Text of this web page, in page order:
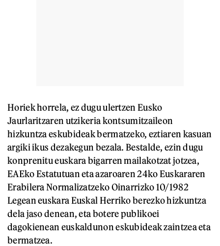
Horiek horrela, ez dugu ulertzen Eusko
Jaurlaritzaren utzikeria kontsumitzaileon
hizkuntza eskubideak bermatzeko, eztiaren kasuan
argiki ikus dezakegun bezala. Bestalde, ezin dugu
konprenitu euskara bigarren mailakotzat jotzea,
EAEko Estatutuan eta azaroaren 24ko Euskararen
Erabilera Normalizatzeko Oinarrizko 10/1982
Legean euskara Euskal Herriko berezko hizkuntza
dela jaso denean, eta botere publikoei
dagokienean euskaldunon eskubideak zaintzea eta
bermatzea.